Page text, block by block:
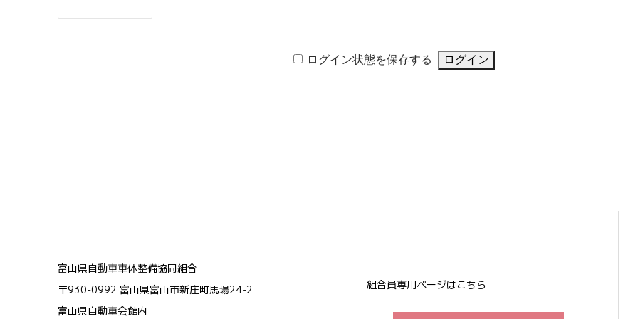
ログイン状態を保存する
富山県自動車車体整備協同組合
〒930-0992 富山県富山市新庄町馬場24-2
富山県自動車会館内
組合員専用ページはこちら